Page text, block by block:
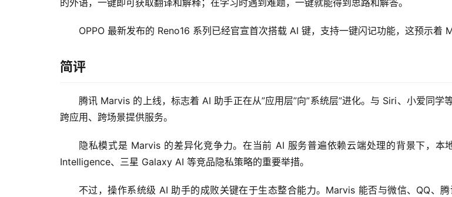
的外语，一键即可获取翻译和解释；在学习时遇到难题，一键就能得到思路和解答。
OPPO 最新发布的 Reno16 系列已经官宣首次搭载 AI 键，支持一键闪记功能，这预示着
简评
腾讯 Marvis 的上线，标志着 AI 助手正在从”应用层”向”系统层”进化。与 Siri、小爱同
跨应用、跨场景提供服务。
隐私模式是 Marvis 的差异化竞争力。在当前 AI 服务普遍依赖云端处理的背景下，
Intelligence、三星 Galaxy AI 等竞品隐私策略的重要举措。
不过，操作系统级 AI 助手的成败关键在于生态整合能力。Marvis 能否与微信、QQ、